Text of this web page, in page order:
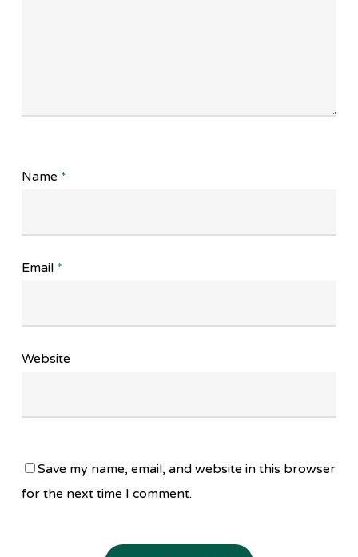
Name *
Email *
Website
Save my name, email, and website in this browser
for the next time I comment.